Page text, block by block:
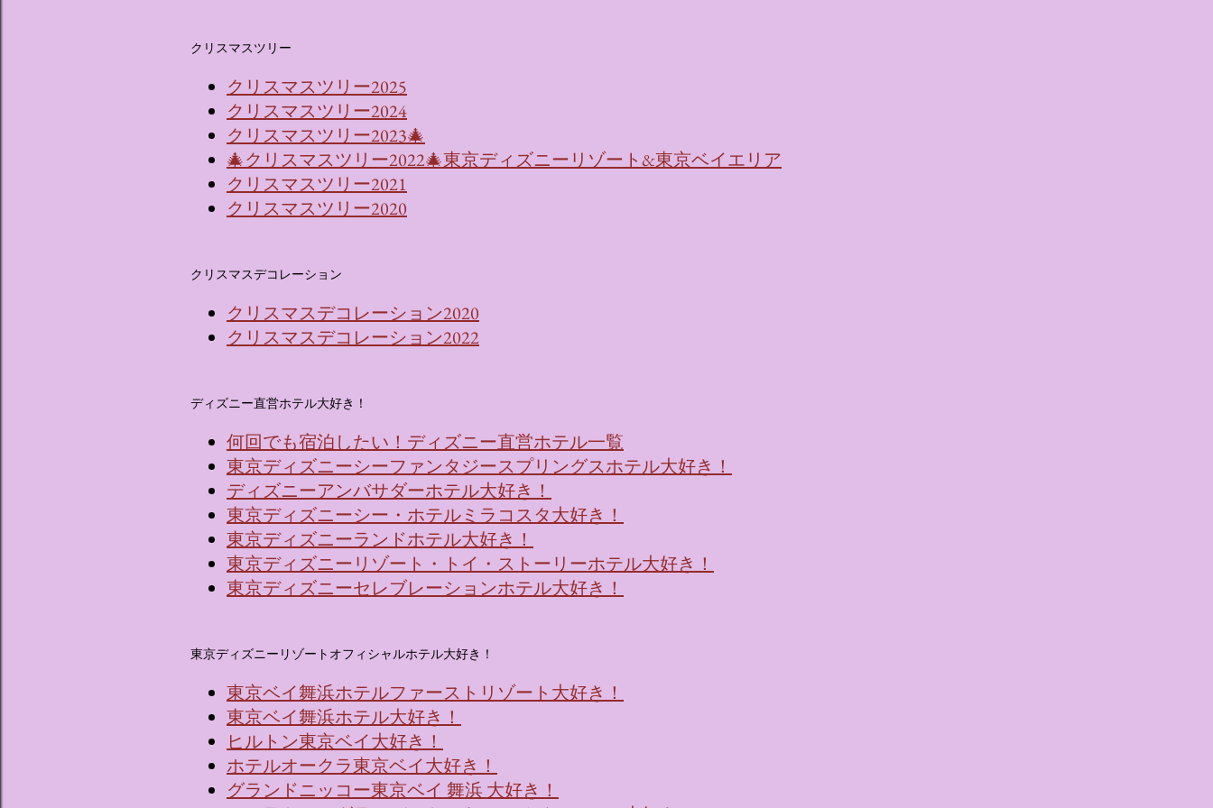
クリスマスツリー
クリスマスツリー2025
クリスマスツリー2024
クリスマスツリー2023🎄
🎄クリスマスツリー2022🎄東京ディズニーリゾート&東京ベイエリア
クリスマスツリー2021
クリスマスツリー2020
クリスマスデコレーション
クリスマスデコレーション2020
クリスマスデコレーション2022
ディズニー直営ホテル大好き！
何回でも宿泊したい！ディズニー直営ホテル一覧
東京ディズニーシーファンタジースプリングスホテル大好き！
ディズニーアンバサダーホテル大好き！
東京ディズニーシー・ホテルミラコスタ大好き！
東京ディズニーランドホテル大好き！
東京ディズニーリゾート・トイ・ストーリーホテル大好き！
東京ディズニーセレブレーションホテル大好き！
東京ディズニーリゾートオフィシャルホテル大好き！
東京ベイ舞浜ホテルファーストリゾート大好き！
東京ベイ舞浜ホテル大好き！
ヒルトン東京ベイ大好き！
ホテルオークラ東京ベイ大好き！
グランドニッコー東京ベイ 舞浜 大好き！